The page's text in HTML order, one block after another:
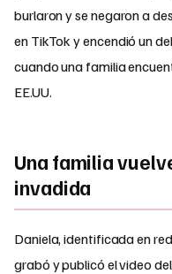
burlaron y se negaron a
en TikTok y encendió un
cuando una familia
EE.UU.
Una familia
invadida
Daniela, identificada en
grabó y publicó el video